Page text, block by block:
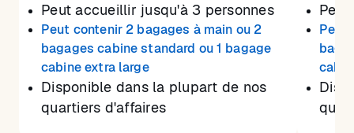
Peut accueillir jusqu'à 3 personnes
Peut contenir 2 bagages à main ou 2
bagages cabine standard ou 1 bagage
cabine extra large
Disponible dans la plupart de nos
quartiers d'affaires
Peut